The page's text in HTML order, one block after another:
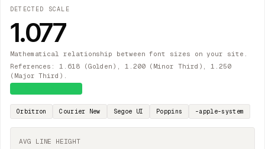
DETECTED SCALE
1.077
Mathematical relationship between font sizes on your site.
References: 1.618 (Golden), 1.200 (Minor Third), 1.250
(Major Third).
Orbitron Courier New Segoe UI Poppins -apple-system
AVG LINE HEIGHT